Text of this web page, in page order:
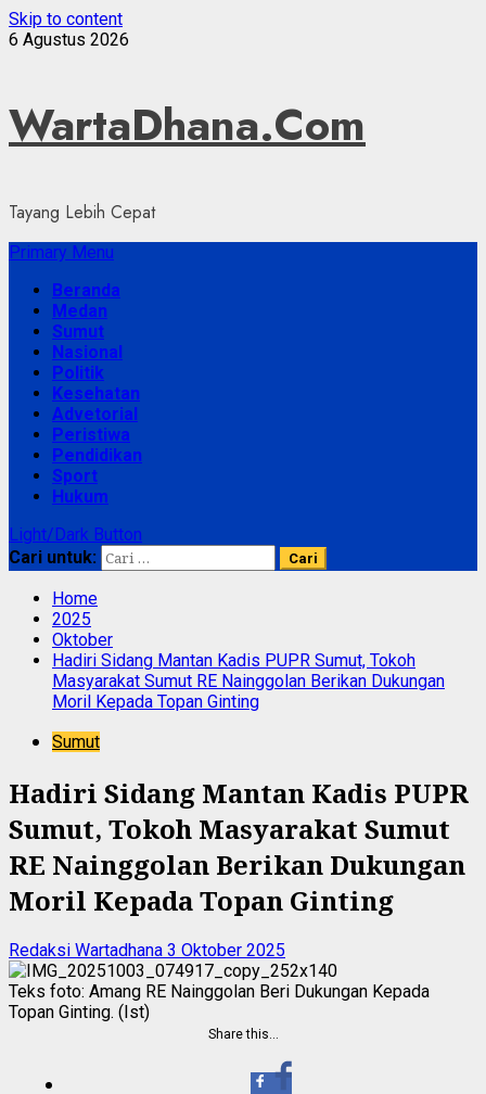
Skip to content
6 Agustus 2026
WartaDhana.Com
Tayang Lebih Cepat
Primary Menu
Beranda
Medan
Sumut
Nasional
Politik
Kesehatan
Advetorial
Peristiwa
Pendidikan
Sport
Hukum
Light/Dark Button
Cari untuk:
Home
2025
Oktober
Hadiri Sidang Mantan Kadis PUPR Sumut, Tokoh
Masyarakat Sumut RE Nainggolan Berikan Dukungan
Moril Kepada Topan Ginting
Sumut
Hadiri Sidang Mantan Kadis PUPR
Sumut, Tokoh Masyarakat Sumut
RE Nainggolan Berikan Dukungan
Moril Kepada Topan Ginting
Redaksi Wartadhana 3 Oktober 2025
Teks foto: Amang RE Nainggolan Beri Dukungan Kepada
Topan Ginting. (Ist)
Share this…